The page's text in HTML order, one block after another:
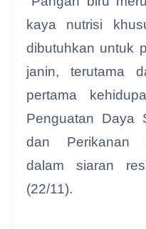
kaya nutrisi
dibutuhkan untuk
janin, terutama
pertama
Penguatan Daya
dan Perikanan
dalam siaran
(22/11).